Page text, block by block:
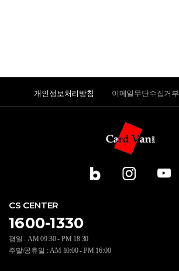
개인정보처리방침 이메일무단수집거부
CS CENTER
1600-1330
평일 : AM 09:30 - PM 18:30
주말/공휴일 : AM 10:00 - PM 16:00